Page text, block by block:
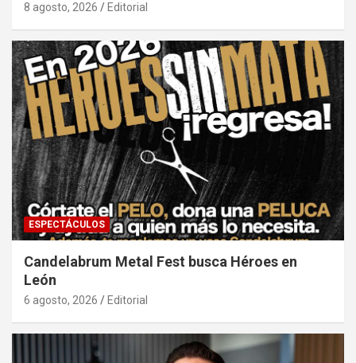
8 agosto, 2026 Editorial
ESPECTÁCULOS
Candelabrum Metal Fest busca Héroes en
León
6 agosto, 2026 Editorial